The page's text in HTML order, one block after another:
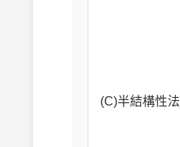
(C)半結構性法